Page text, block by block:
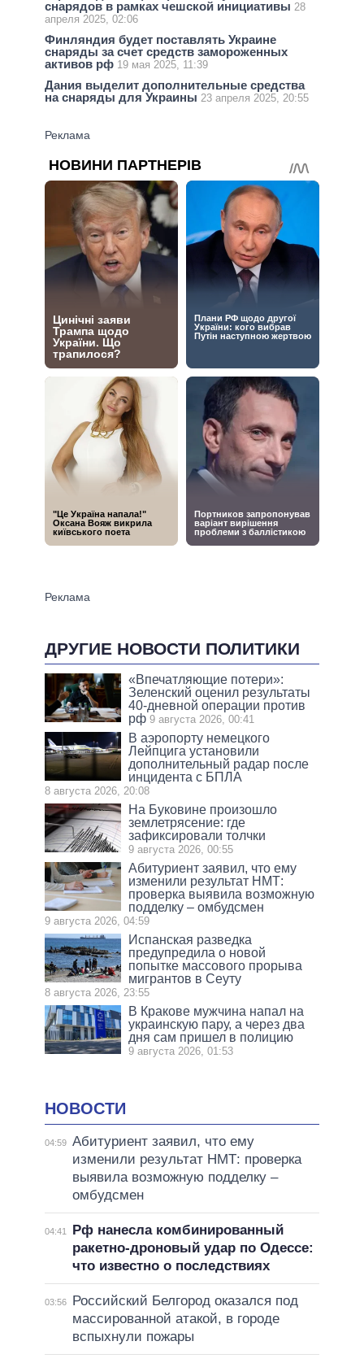
снарядов в рамках чешской инициативы 28
апреля 2025, 02:06
Финляндия будет поставлять Украине
снаряды за счет средств замороженных
активов рф 19 мая 2025, 11:39
Дания выделит дополнительные средства
на снаряды для Украины 23 апреля 2025, 20:55
ДРУГИЕ НОВОСТИ ПОЛИТИКИ
«Впечатляющие потери»:
Зеленский оценил результаты
40-дневной операции против
рф 9 августа 2026, 00:41
В аэропорту немецкого
Лейпцига установили
дополнительный радар после
инцидента с БПЛА
8 августа 2026, 20:08
На Буковине произошло
землетрясение: где
зафиксировали толчки
9 августа 2026, 00:55
Абитуриент заявил, что ему
изменили результат НМТ:
проверка выявила возможную
подделку – омбудсмен
9 августа 2026, 04:59
Испанская разведка
предупредила о новой
попытке массового прорыва
мигрантов в Сеуту
8 августа 2026, 23:55
В Кракове мужчина напал на
украинскую пару, а через два
дня сам пришел в полицию
9 августа 2026, 01:53
НОВОСТИ
04:59 Абитуриент заявил, что ему
изменили результат НМТ: проверка
выявила возможную подделку –
омбудсмен
04:41
Рф нанесла комбинированный
ракетно-дроновый удар по Одессе:
что известно о последствиях
03:56
Российский Белгород оказался под
массированной атакой, в городе
вспыхнули пожары